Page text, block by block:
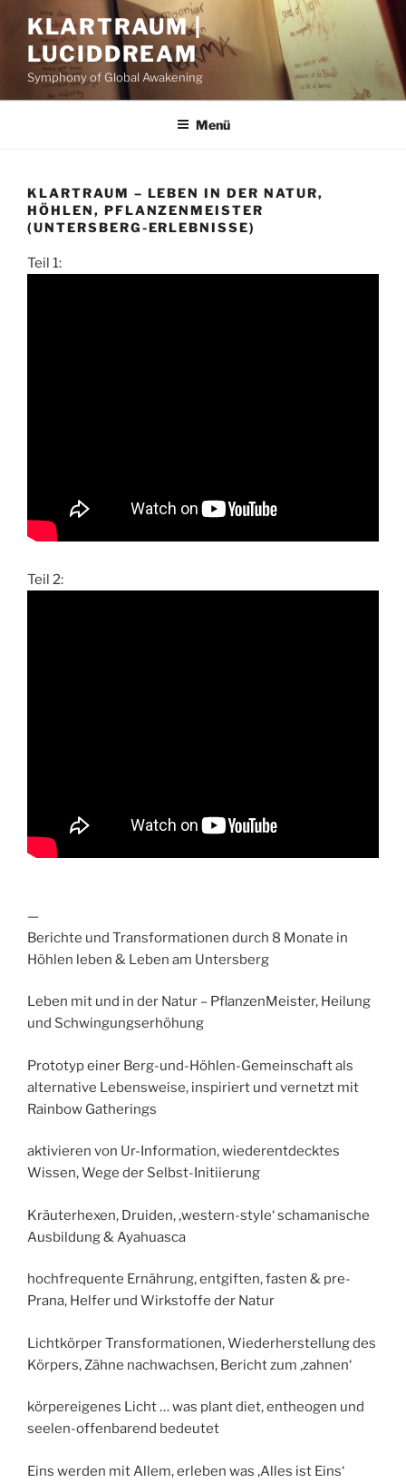
Inhalt
springen
KLARTRAUM |
LUCIDDREAM
Symphony of Global Awakening
Menü
KLARTRAUM – LEBEN IN DER NATUR,
HÖHLEN, PFLANZENMEISTER
(UNTERSBERG-ERLEBNISSE)
Teil 1:
Teil 2:
—
Berichte und Transformationen durch 8 Monate in
Höhlen leben & Leben am Untersberg
Leben mit und in der Natur – PflanzenMeister, Heilung
und Schwingungserhöhung
Prototyp einer Berg-und-Höhlen-Gemeinschaft als
alternative Lebensweise, inspiriert und vernetzt mit
Rainbow Gatherings
aktivieren von Ur-Information, wiederentdecktes
Wissen, Wege der Selbst-Initiierung
Kräuterhexen, Druiden, ‚western-style‘ schamanische
Ausbildung & Ayahuasca
hochfrequente Ernährung, entgiften, fasten & pre-
Prana, Helfer und Wirkstoffe der Natur
Lichtkörper Transformationen, Wiederherstellung des
Körpers, Zähne nachwachsen, Bericht zum ‚zahnen‘
körpereigenes Licht … was plant diet, entheogen und
seelen-offenbarend bedeutet
Eins werden mit Allem, erleben was ‚Alles ist Eins‘